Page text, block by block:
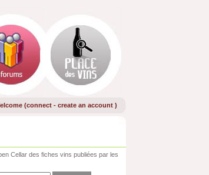
(connect - create an account )
Cellar des fiches vins publiées par les